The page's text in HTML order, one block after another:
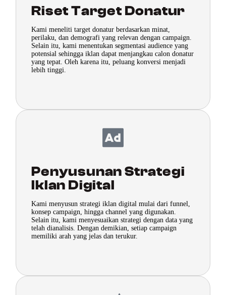
Riset Target Donatur
Kami meneliti target donatur berdasarkan minat,
perilaku, dan demografi yang relevan dengan campaign.
Selain itu, kami menentukan segmentasi audience yang
potensial sehingga iklan dapat menjangkau calon donatur
yang tepat. Oleh karena itu, peluang konversi menjadi
lebih tinggi.
Penyusunan Strategi
Iklan Digital
Kami menyusun strategi iklan digital mulai dari funnel,
konsep campaign, hingga channel yang digunakan.
Selain itu, kami menyesuaikan strategi dengan data yang
telah dianalisis. Dengan demikian, setiap campaign
memiliki arah yang jelas dan terukur.